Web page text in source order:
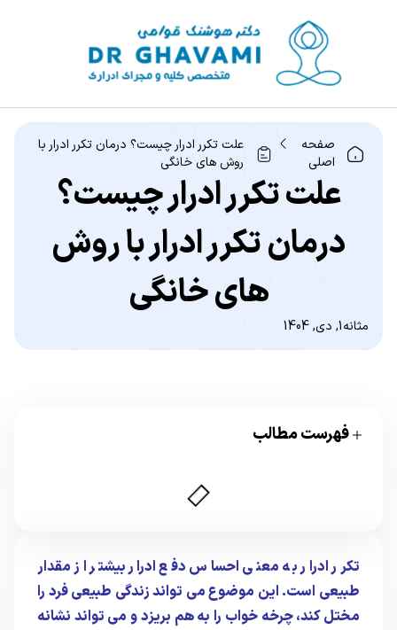
صفحه
اصلی
علت تکرر ادرار چیست؟ درمان تکرر ادرار با
روش های خانگی
علت تکرر ادرار چیست؟
درمان تکرر ادرار با روش
های خانگی
مثانه1, دی, 1404
فهرست مطالب
تکرر ادرار به معنی احساس دفع ادرار بیشتر از مقدار
طبیعی است. این موضوع می تواند زندگی طبیعی فرد را
مختل کند، چرخه خواب را به هم بریزد و می تواند نشانه